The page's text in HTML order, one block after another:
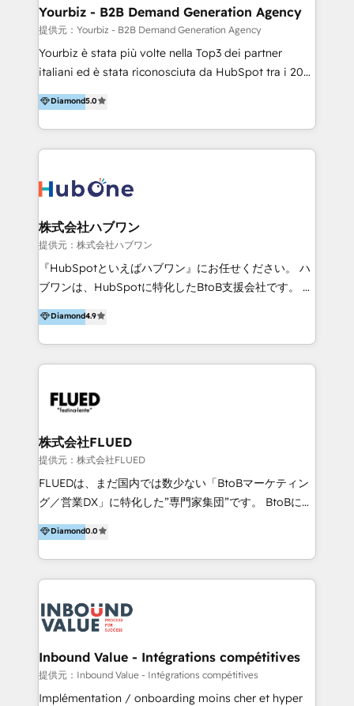
Integrations 💎Go-To-Market (GTM) Strategies &
Account-Based Marketing 💎CMS Development &
Conversion-Focused Websites With a 5.0⭐average
rating and 140+ verified client reviews on the
businesses globally for consistent delivery and high
client satisfaction. With deep HubSpot expertise and
your business with a proven and reliable HubSpot
Diamond Partner? 👉Connect with TRooInbound
today (https://www.trooinbound.com/contact-us)
Yourbiz - B2B Demand Generation Agency
提供元：Yourbiz - B2B Demand Generation Agency
Yourbiz è stata più volte nella Top3 dei partner
italiani ed è stata riconosciuta da HubSpot tra i 20
migliori partner EMEA per la gestione del cliente.
Stiamo accompagnando oltre 100 aziende nella
digitalizzazione e ottimizzazione dei processi di
marketing e vendita. Il nostro metodo DAM è stato
mappatura dei canali di acquisizione dei contatti e
HubSpot come fornitore ufficiale per le integrazioni
tra il CRM e altri sistemi aziendali, tra cui SAP,
AS400, TeamSystem. HubSpot ci ha riconosciuto
come formatori ufficiali per l'adozione del CRM in
50% più alto tra i nostri clienti rispetto le altre
aziende. Lavoriamo con aziende B2B tra i 5 e i 35
massimizzare il ritorno sugli investimenti.
Diamond5.0
株式会社ハブワン
提供元：株式会社ハブワン
『HubSpotといえばハブワン』にお任せください。 ハ
ブワンは、HubSpotに特化したBtoB支援会社です。 ノ
ーコードCMS構築、CRM／MA／SFAの設計・運用、他
システムAPI連携・開発、営業定着支援、カスタマーサ
クセス体制の設計まで、ワンストップ完結できる支援体
制を整えています。 HubSpotの導入支援だけでなく、
ナリオ設計まで含めてご提案。「導入して終わり」では
と。それが、ハブワンのスタンスです。 また、
HubSpotはもちろん、ferret One、WordPress、
Movable Type（Power CMS）などの各種CMSを活用
し、延べ100社以上のBtoB企業のサイト制作経験をもと
ーコードテーマテンプレートを独自開発。 企業のさま
ざまな課題やニーズに対して「戦略、設計・デザイン、
『最適なハブ』になります。 ーーーーーーーーーーー
ーーーーーーーーーーーーーーーーーーー 【プロジェ
90分程度） -現状課題の抽出、現実的な目標の確認 -要
件整理、必要十分なHubSpot製品の組合せのご提案 -お
Diamond4.9
株式会社FLUED
提供元：株式会社FLUED
FLUEDは、まだ国内では数少ない「BtoBマーケティン
グ／営業DX」に特化した”専門家集団”です。 BtoBに特
化し、WEB制作や広告運用などのオンライン施策か
ら、インサイドセールスや展示会などのオフライン施策
まで支援しています。 「経験豊富な”専門家集団”によ
るプロジェクト参加型の支援」で、戦略・企画などのコ
BPO・実務まで幅広いご支援が可能です。 また、2022
年に国内初のBtoB営業DXに関する書籍『業務効率化か
らはじめるBtoB営業DX BtoB営業もここまでデジタル
化できる! 」を出版いたしました。 HubSpotの導入／
活用支援以外にも、下記のようなサービスを提供してい
Diamond0.0
Inbound Value - Intégrations compétitives
提供元：Inbound Value - Intégrations compétitives
Implémentation / onboarding moins cher et hyper